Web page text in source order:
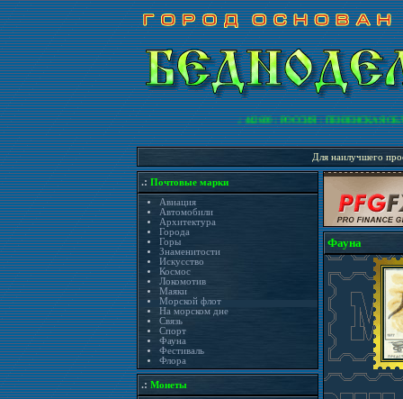
.: 442600 : РОССИЯ : ПЕНЗЕНСКАЯ
Для наилучшего
.: Почтовые марки
Авиация
Автомобили
Архитектура
Города
Горы
Знаменитости
Искусство
Космос
Локомотив
Маяки
Морской флот
На морском дне
Связь
Спорт
Фауна
Фестиваль
Флора
.: Монеты
Фауна